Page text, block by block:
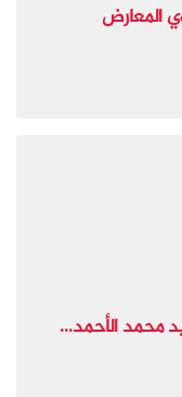
المعارض
محمد الأحمد...